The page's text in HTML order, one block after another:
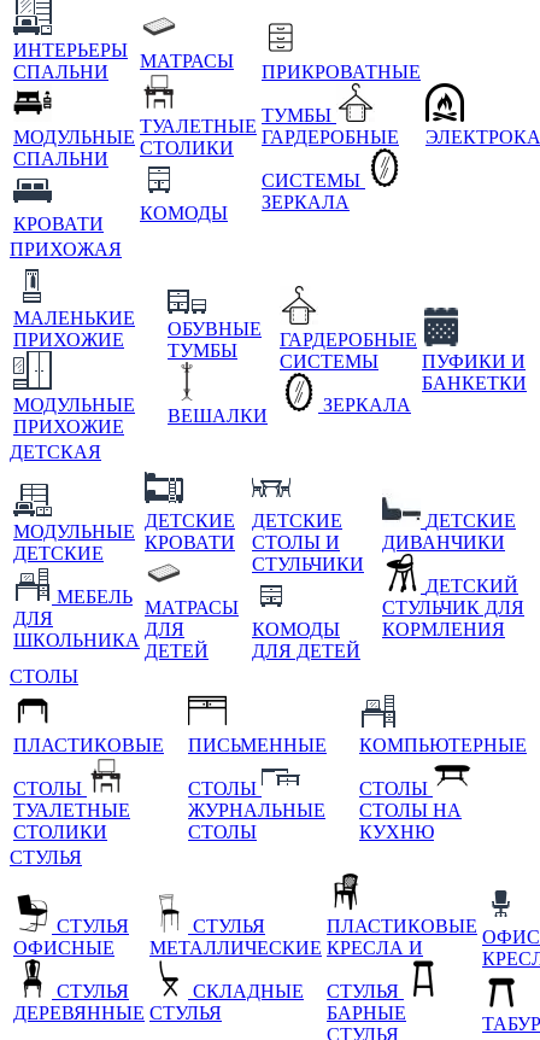
ИНТЕРЬЕРЫ
СПАЛЬНИ
МОДУЛЬНЫЕ
СПАЛЬНИ
КРОВАТИ
МАТРАСЫ
ТУАЛЕТНЫЕ
СТОЛИКИ
КОМОДЫ
ПРИКРОВАТНЫЕ
ТУМБЫ
ГАРДЕРОБНЫЕ
СИСТЕМЫ
ЗЕРКАЛА
ПРИХОЖАЯ
МАЛЕНЬКИЕ
ПРИХОЖИЕ
МОДУЛЬНЫЕ
ПРИХОЖИЕ
ОБУВНЫЕ
ТУМБЫ
ВЕШАЛКИ
ГАРДЕРОБНЫЕ
СИСТЕМЫ
ЗЕРКАЛА
ПУФИКИ И
БАНКЕТКИ
ДЕТСКАЯ
МОДУЛЬНЫЕ
ДЕТСКИЕ
МЕБЕЛЬ
ДЛЯ
ШКОЛЬНИКА
ДЕТСКИЕ
КРОВАТИ
МАТРАСЫ
ДЛЯ
ДЕТЕЙ
ДЕТСКИЕ
СТОЛЫ И
СТУЛЬЧИКИ
КОМОДЫ
ДЛЯ ДЕТЕЙ
ДЕТСКИЕ
ДИВАНЧИКИ
ДЕТСКИЙ
СТУЛЬЧИК ДЛЯ
КОРМЛЕНИЯ
СТОЛЫ
ПЛАСТИКОВЫЕ
СТОЛЫ
ТУАЛЕТНЫЕ
СТОЛИКИ
ПИСЬМЕННЫЕ
СТОЛЫ
ЖУРНАЛЬНЫЕ
СТОЛЫ
КОМПЬЮТЕРНЫЕ
СТОЛЫ
СТОЛЫ НА
КУХНЮ
СТУЛЬЯ
СТУЛЬЯ
ОФИСНЫЕ
СТУЛЬЯ
ДЕРЕВЯННЫЕ
СТУЛЬЯ
МЕТАЛЛИЧЕСКИЕ
СКЛАДНЫЕ
СТУЛЬЯ
ПЛАСТИКОВЫЕ
КРЕСЛА И
СТУЛЬЯ
БАРНЫЕ
СТУЛЬЯ